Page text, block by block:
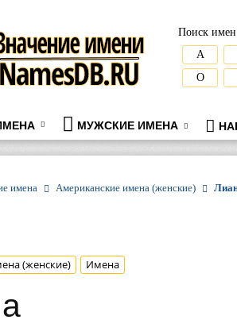
Поиск
А
О
МУЖСКИЕ ИМЕНА
имена Американские имена (женские)
(женские) Имена